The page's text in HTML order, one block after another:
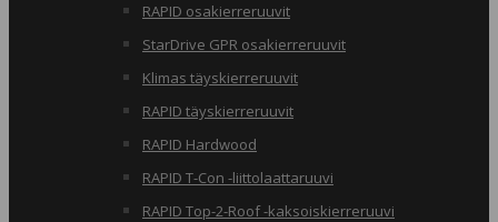
RAPID osakierreruuvit
StarDrive GPR osakierreruuvit
Klimas täyskierreruuvit
RAPID täyskierreruuvit
RAPID Hardwood
RAPID T-Con -liittolaattaruuvi
RAPID Top-2-Roof -kaksoiskierreruuvi